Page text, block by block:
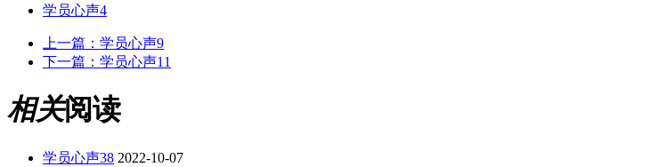
学员心声4
上一篇： 学员心声9
下一篇： 学员心声11
相关阅读
学员心声38 2022-10-07